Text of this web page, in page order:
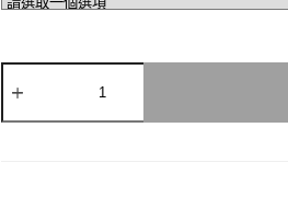
switchpapa
Glatima
RISNA